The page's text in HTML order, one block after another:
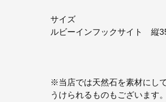
サイズ
ルビーインフックサイト
※当店では天然石を素材にし
うけられるものもございます。